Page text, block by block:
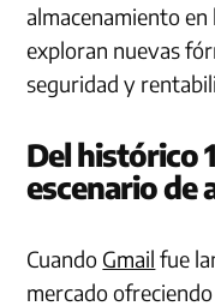
almacenamiento en
exploran nuevas
seguridad y
Del histórico
escenario de
Cuando Gmail fue
mercado